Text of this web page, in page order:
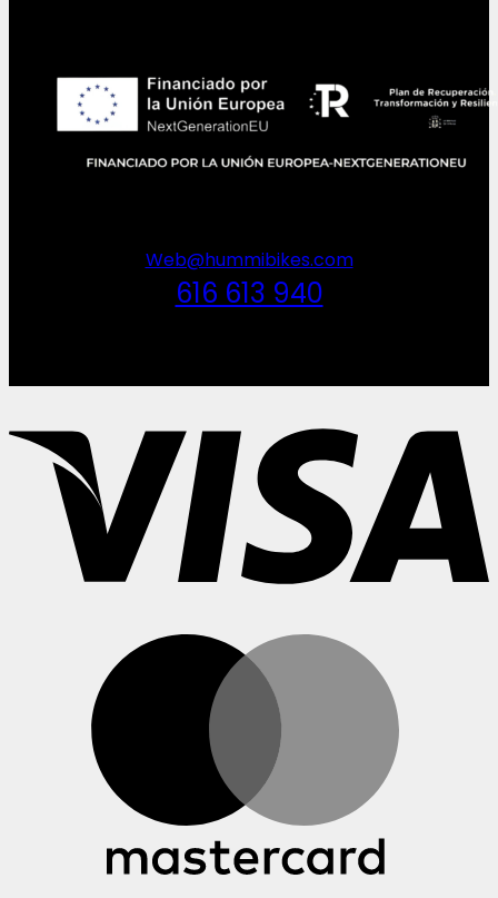
Web@hummibikes.com
616 613 940